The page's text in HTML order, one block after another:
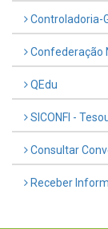
Controladoria-
Confederação
QEdu
SICONFI -
Consultar
Receber